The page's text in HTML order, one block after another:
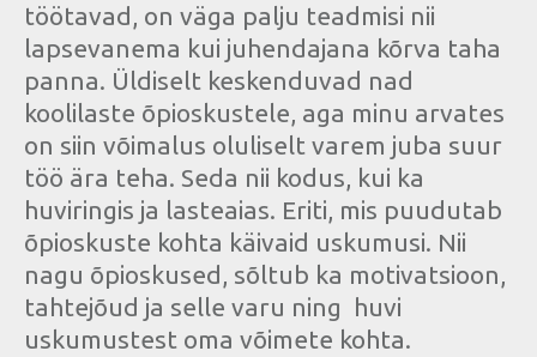
töötavad, on väga palju teadmisi nii
lapsevanema kui juhendajana kõrva taha
panna. Üldiselt keskenduvad nad
koolilaste õpioskustele, aga minu arvates
on siin võimalus oluliselt varem juba suur
töö ära teha. Seda nii kodus, kui ka
huviringis ja lasteaias. Eriti, mis puudutab
õpioskuste kohta käivaid uskumusi. Nii
nagu õpioskused, sõltub ka motivatsioon,
tahtejõud ja selle varu ning huvi
uskumustest oma võimete kohta.